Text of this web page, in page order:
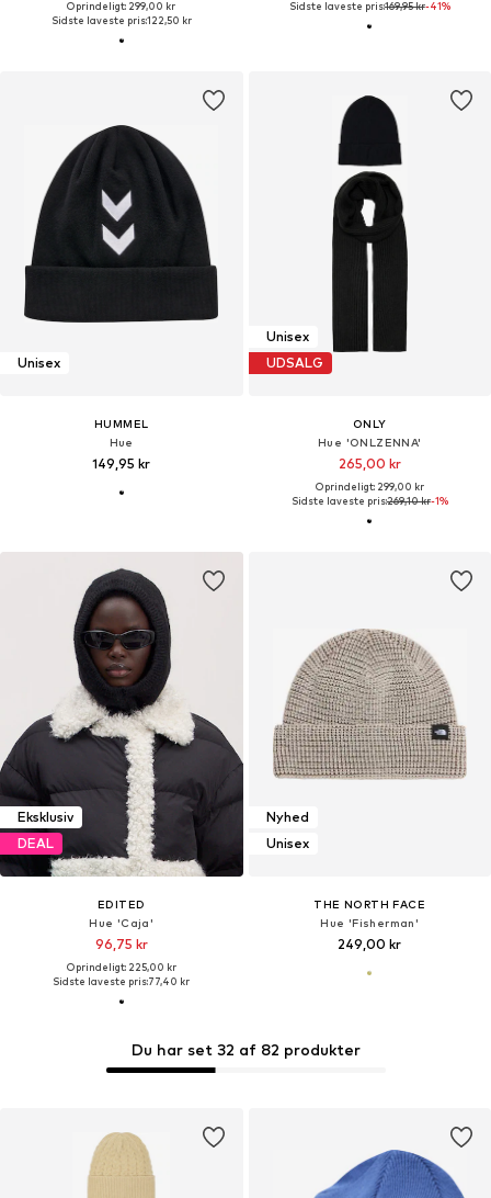
Oprindeligt: 299,00 kr
Sidste laveste pris:122,50 kr
Sidste laveste pris:169,95 kr-41%
Unisex
HUMMEL
Hue
149,95 kr
Unisex
UDSALG
ONLY
Hue 'ONLZENNA'
265,00 kr
Oprindeligt: 299,00 kr
Sidste laveste pris:269,10 kr-1%
Eksklusiv
DEAL
EDITED
Hue 'Caja'
96,75 kr
Oprindeligt: 225,00 kr
Sidste laveste pris:77,40 kr
Nyhed
Unisex
THE NORTH FACE
Hue 'Fisherman'
249,00 kr
Du har set 32 af 82 produkter